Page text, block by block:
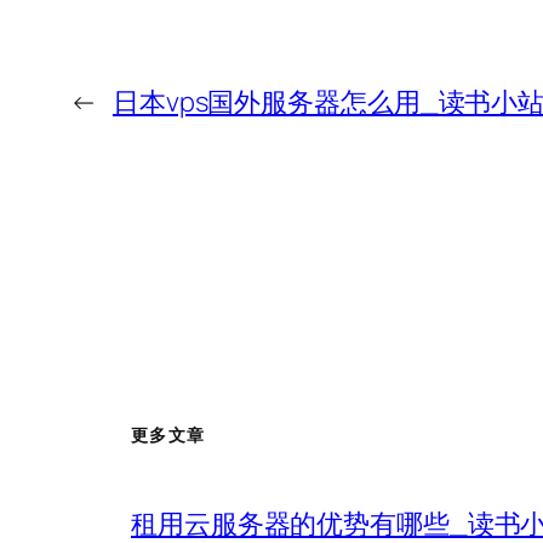
← 日本vps国外服务器怎么用_读书小站
更多文章
租用云服务器的优势有哪些_读书